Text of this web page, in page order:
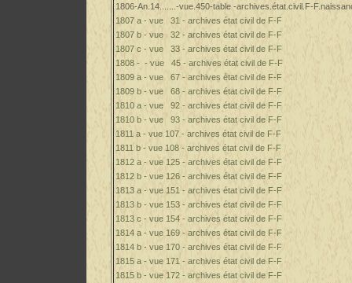
1806-An.14.......-vue.450-table -archives.état.civil.F-
1807 a - vue 31 - archives état civil de F-F
1807 b - vue 32 - archives état civil de F-F
1807 c - vue 33 - archives état civil de F-F
1808 - - vue 45 - archives état civil de F-F
1809 a - vue 67 - archives état civil de F-F
1809 b - vue 68 - archives état civil de F-F
1810 a - vue 92 - archives état civil de F-F
1810 b - vue 93 - archives état civil de F-F
1811 a - vue 107 - archives état civil de F-F
1811 b - vue 108 - archives état civil de F-F
1812 a - vue 125 - archives état civil de F-F
1812 b - vue 126 - archives état civil de F-F
1813 a - vue 151 - archives état civil de F-F
1813 b - vue 153 - archives état civil de F-F
1813 c - vue 154 - archives état civil de F-F
1814 a - vue 169 - archives état civil de F-F
1814 b - vue 170 - archives état civil de F-F
1815 a - vue 171 - archives état civil de F-F
1815 b - vue 172 - archives état civil de F-F